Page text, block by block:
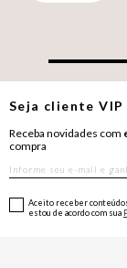
Seja clienteVIP
Receba novidades com
compra
Aceito receber
estou de acordo com sua